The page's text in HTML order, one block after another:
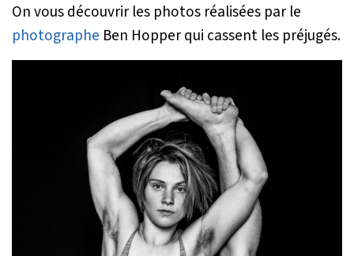
On vous découvrir les photos réalisées par le
photographe Ben Hopper qui cassent les préjugés.